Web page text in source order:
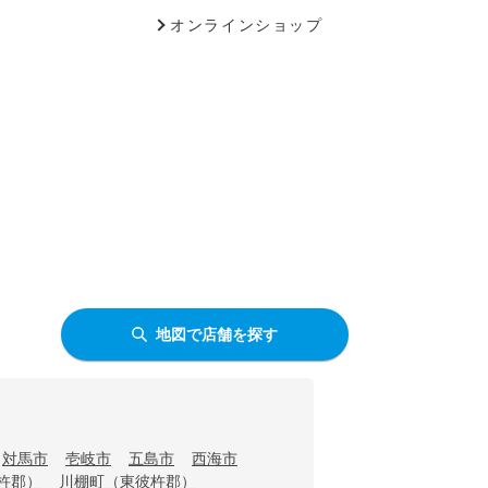
オンラインショップ
地図で店舗を探す
対馬市 壱岐市 五島市
西海市
郡）
川棚町（東彼杵郡）